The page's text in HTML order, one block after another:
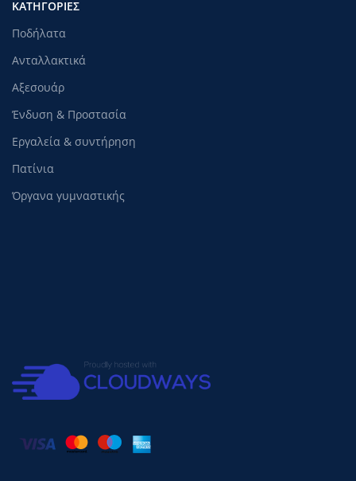
ΚΑΤΗΓΟΡΊΕΣ
Ποδήλατα
Ανταλλακτικά
Αξεσουάρ
Ένδυση & Προστασία
Εργαλεία & συντήρηση
Πατίνια
Όργανα γυμναστικής